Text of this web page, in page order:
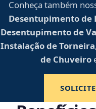
Conheça também
Desentupimento de
Desentupimento de
Instalação de Torneira,
de Chuveiro